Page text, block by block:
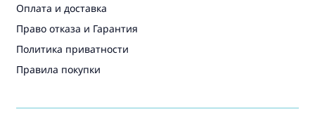
Оплата и доставка
Право отказа и Гарантия
Политика приватности
Правила покупки